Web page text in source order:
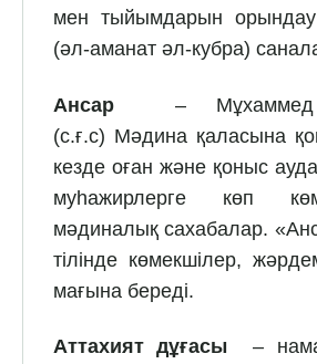
мен тыйымдарын
(әл-аманат әл-кубра)
Ансар – Мұхаммед
(с.ғ.с) Мәдина қаласына
кезде оған және қоныс
муһажирлерге көп
мәдиналық сахабалар.
тілінде көмекшілер,
мағына береді.
Аттахият дұғасы –